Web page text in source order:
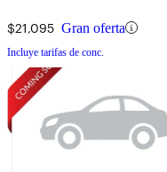
$21,095 Gran oferta
Incluye tarifas de conc.